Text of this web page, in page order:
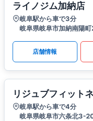
ライノジム加納店
岐阜駅から車で3分
岐阜県岐阜市加納南陽
店舗情報
リジュブフィット
岐阜駅から車で4分
岐阜県岐阜市六条北3-